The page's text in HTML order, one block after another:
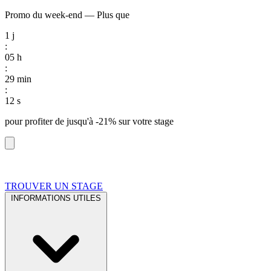
Promo du week-end — Plus que
1 j
:
05 h
:
29 min
:
11 s
pour profiter de jusqu'à -21% sur votre stage
TROUVER UN STAGE
INFORMATIONS UTILES